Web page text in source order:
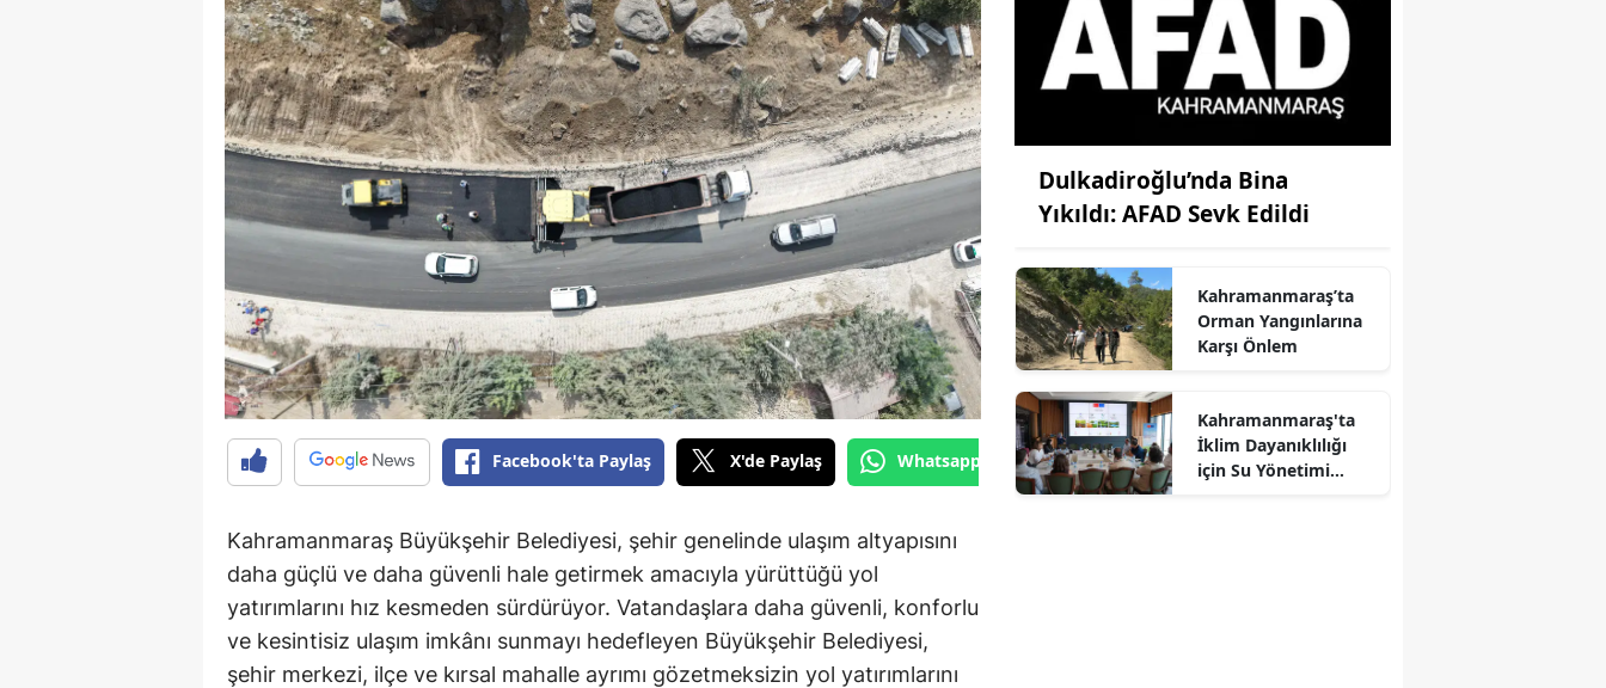
Facebook'ta Paylaş X'de Paylaş Whatsapp'tan Gönder
Kahramanmaraş Büyükşehir Belediyesi, şehir genelinde ulaşım altyapısını
daha güçlü ve daha güvenli hale getirmek amacıyla yürüttüğü yol
yatırımlarını hız kesmeden sürdürüyor. Vatandaşlara daha güvenli, konforlu
ve kesintisiz ulaşım imkânı sunmayı hedefleyen Büyükşehir Belediyesi,
şehir merkezi, ilçe ve kırsal mahalle ayrımı gözetmeksizin yol yatırımlarını
Dulkadiroğlu’nda Bina
Yıkıldı: AFAD Sevk Edildi
Kahramanmaraş’ta
Orman Yangınlarına
Karşı Önlem
Kahramanmaraş'ta
İklim Dayanıklılığı
için Su Yönetimi